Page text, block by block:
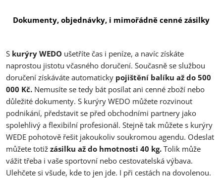
Dokumenty, objednávky, i mimořádně cenné zásilky
S kurýry WEDO ušetříte čas i peníze, a navíc získáte
naprostou jistotu včasného doručení. Současně se službou
doručení získáváte automaticky pojištění balíku až do 500
000 Kč. Nemusíte se tedy bát posílat ani cenné zboží nebo
důležité dokumenty. S kurýry WEDO můžete rozvinout
podnikání, představit se před obchodními partnery jako
spolehlivý a flexibilní profesionál. Stejně tak můžete s kurýry
WEDE pohotově řešit jakoukoliv soukromou agendu. Odeslat
můžete totiž zásilku až do hmotnosti 40 kg. Tolik může
vážit třeba i vaše sportovní nebo cestovatelská výbava.
Ulehčete si všude, kde to jen jde. I při cestách na dovolenou.